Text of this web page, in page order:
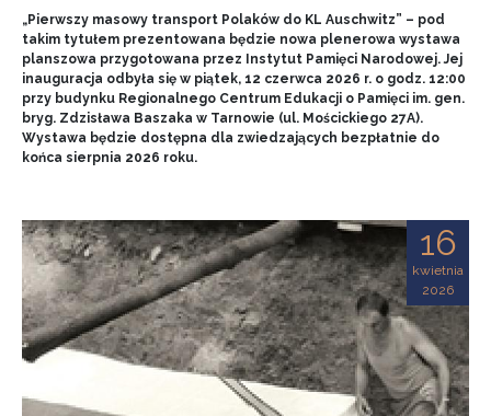
„Pierwszy masowy transport Polaków do KL Auschwitz” – pod
takim tytułem prezentowana będzie nowa plenerowa wystawa
planszowa przygotowana przez Instytut Pamięci Narodowej. Jej
inauguracja odbyła się w piątek, 12 czerwca 2026 r. o godz. 12:00
przy budynku Regionalnego Centrum Edukacji o Pamięci im. gen.
bryg. Zdzisława Baszaka w Tarnowie (ul. Mościckiego 27A).
Wystawa będzie dostępna dla zwiedzających bezpłatnie do
końca sierpnia 2026 roku.
16
kwietnia
2026